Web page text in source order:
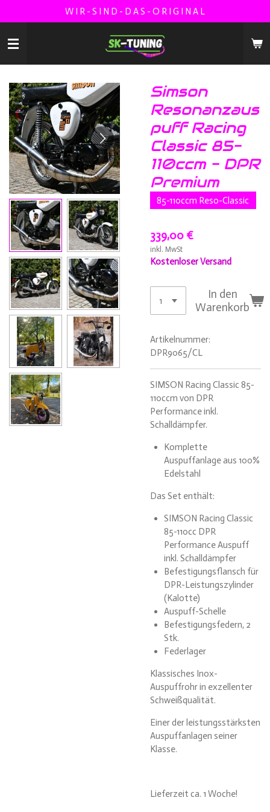
Hauptinhalt
springen
W I R - S I N D - D A S - O R I G I N A L
Simson
Resonanzaus
puff Racing
Classic 85-
110ccm - DPR
Premium
85-110ccm Reso-Classic
339,00 €
inkl. MwSt
Kostenloser Versand
In den
Warenkorb
Artikelnummer:
DPR9065/CL
SIMSON Racing Classic 85-
110ccm von DPR
Performance inkl.
Schalldämpfer.
Komplette
Auspuffanlage aus 100%
Edelstahl
Das Set enthält:
SIMSON Racing Classic
85-110cc DPR
Performance Auspuff
inkl. Schalldämpfer
Befestigungsflansch für
DPR-Leistungszylinder
(Kalotte)
Auspuff-Schelle
Befestigungsfedern, 2
Stk.
Federlager
Klassisches Inox-
Auspuffrohr in exzellenter
Schweißqualität.
Einer der leistungsstärksten
Auspuffanlagen seiner
Klasse.
Lieferzeit ca. 1 Woche!